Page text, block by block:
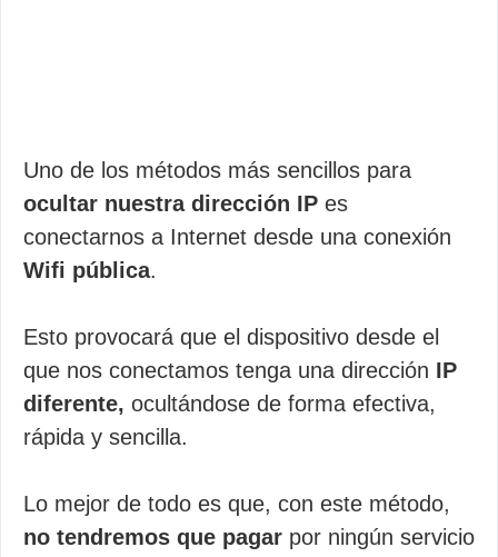
Uno de los métodos más sencillos para
ocultar nuestra dirección IP es
conectarnos a Internet desde una conexión
Wifi pública.
Esto provocará que el dispositivo desde el
que nos conectamos tenga una dirección IP
diferente, ocultándose de forma efectiva,
rápida y sencilla.
Lo mejor de todo es que, con este método,
no tendremos que pagar por ningún servicio